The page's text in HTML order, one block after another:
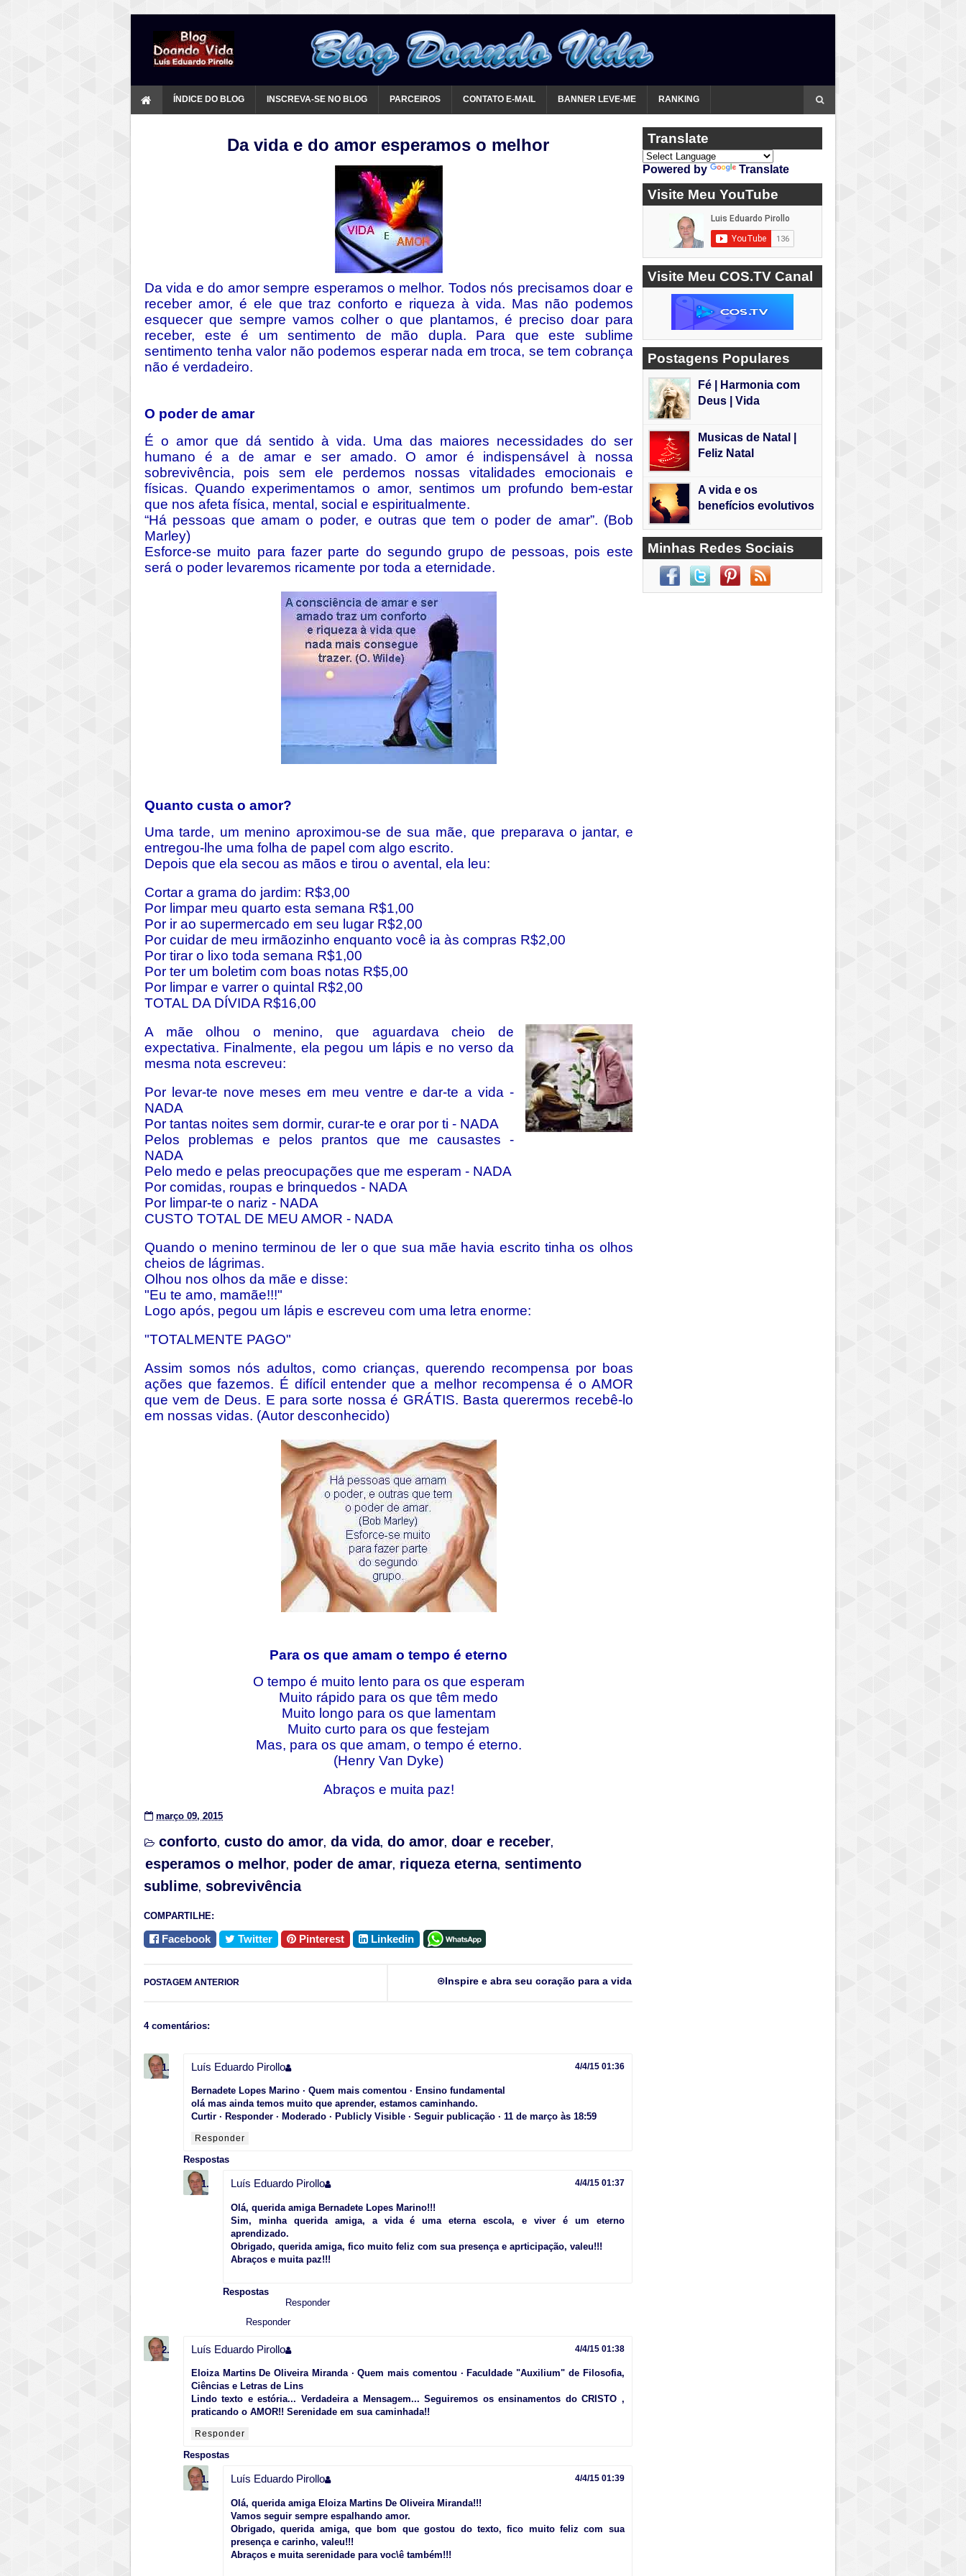
ÍNDICE DO BLOG INSCREVA-SE NO BLOG PARCEIROS CONTATO E-MAIL BANNER LEVE-ME RANKING
Da vida e do amor esperamos o melhor
Da vida e do amor sempre esperamos o melhor. Todos nós precisamos doar e
receber amor, é ele que traz conforto e riqueza à vida. Mas não podemos
esquecer que sempre vamos colher o que plantamos, é preciso doar para
receber, este é um sentimento de mão dupla. Para que este sublime
sentimento tenha valor não podemos esperar nada em troca, se tem cobrança
não é verdadeiro.
O poder de amar
É o amor que dá sentido à vida. Uma das maiores necessidades do ser
humano é a de amar e ser amado. O amor é indispensável à nossa
sobrevivência, pois sem ele perdemos nossas vitalidades emocionais e
físicas. Quando experimentamos o amor, sentimos um profundo bem-estar
que nos afeta física, mental, social e espiritualmente.
“Há pessoas que amam o poder, e outras que tem o poder de amar”. (Bob
Marley)
Esforce-se muito para fazer parte do segundo grupo de pessoas, pois este
será o poder levaremos ricamente por toda a eternidade.
Quanto custa o amor?
Uma tarde, um menino aproximou-se de sua mãe, que preparava o jantar, e
entregou-lhe uma folha de papel com algo escrito.
Depois que ela secou as mãos e tirou o avental, ela leu:
Cortar a grama do jardim: R$3,00
Por limpar meu quarto esta semana R$1,00
Por ir ao supermercado em seu lugar R$2,00
Por cuidar de meu irmãozinho enquanto você ia às compras R$2,00
Por tirar o lixo toda semana R$1,00
Por ter um boletim com boas notas R$5,00
Por limpar e varrer o quintal R$2,00
TOTAL DA DÍVIDA R$16,00
A mãe olhou o menino, que aguardava cheio de
expectativa. Finalmente, ela pegou um lápis e no verso da
mesma nota escreveu:
Por levar-te nove meses em meu ventre e dar-te a vida -
NADA
Por tantas noites sem dormir, curar-te e orar por ti - NADA
Pelos problemas e pelos prantos que me causastes -
NADA
Pelo medo e pelas preocupações que me esperam - NADA
Por comidas, roupas e brinquedos - NADA
Por limpar-te o nariz - NADA
CUSTO TOTAL DE MEU AMOR - NADA
Quando o menino terminou de ler o que sua mãe havia escrito tinha os olhos
cheios de lágrimas.
Olhou nos olhos da mãe e disse:
"Eu te amo, mamãe!!!"
Logo após, pegou um lápis e escreveu com uma letra enorme:
"TOTALMENTE PAGO"
Assim somos nós adultos, como crianças, querendo recompensa por boas
ações que fazemos. É difícil entender que a melhor recompensa é o AMOR
que vem de Deus. E para sorte nossa é GRÁTIS. Basta querermos recebê-lo
em nossas vidas. (Autor desconhecido)
Para os que amam o tempo é eterno
O tempo é muito lento para os que esperam
Muito rápido para os que têm medo
Muito longo para os que lamentam
Muito curto para os que festejam
Mas, para os que amam, o tempo é eterno.
(Henry Van Dyke)
Abraços e muita paz!
março 09, 2015
conforto, custo do amor, da vida, do amor, doar e receber,
esperamos o melhor, poder de amar, riqueza eterna, sentimento
sublime, sobrevivência
COMPARTILHE:
Facebook Twitter Pinterest Linkedin
Inspire e abra seu coração para a vida
POSTAGEM ANTERIOR
4 comentários:
Luís Eduardo Pirollo 4/4/15 01:36
Bernadete Lopes Marino · Quem mais comentou · Ensino fundamental
olá mas ainda temos muito que aprender, estamos caminhando.
Curtir · Responder · Moderado · Publicly Visible · Seguir publicação · 11 de março às 18:59
Responder
Respostas
Luís Eduardo Pirollo 4/4/15 01:37
Olá, querida amiga Bernadete Lopes Marino!!!
Sim, minha querida amiga, a vida é uma eterna escola, e viver é um eterno
aprendizado.
Obrigado, querida amiga, fico muito feliz com sua presença e aprticipação, valeu!!!
Abraços e muita paz!!!
Respostas
Responder
Responder
Luís Eduardo Pirollo 4/4/15 01:38
Eloiza Martins De Oliveira Miranda · Quem mais comentou · Faculdade "Auxilium" de Filosofia,
Ciências e Letras de Lins
Lindo texto e estória... Verdadeira a Mensagem... Seguiremos os ensinamentos do CRISTO ,
praticando o AMOR!! Serenidade em sua caminhada!!
Responder
Respostas
Luís Eduardo Pirollo 4/4/15 01:39
Olá, querida amiga Eloiza Martins De Oliveira Miranda!!!
Vamos seguir sempre espalhando amor.
Obrigado, querida amiga, que bom que gostou do texto, fico muito feliz com sua
presença e carinho, valeu!!!
Abraços e muita serenidade para voc\ê também!!!
Translate
Powered by Translate
Visite Meu YouTube
Visite Meu COS.TV Canal
Postagens Populares
Fé | Harmonia com
Deus | Vida
Musicas de Natal |
Feliz Natal
A vida e os
benefícios evolutivos
Minhas Redes Sociais